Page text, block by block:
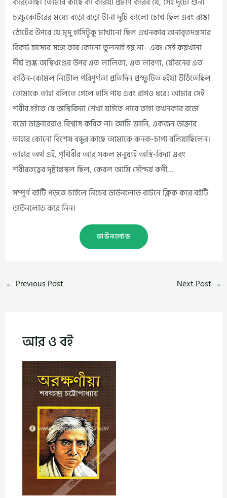
চক্ষুকোটরের মধ্যে বড়ো বড়ো টানা দুটি কালো চোখ ছিল এবং রাঙা
ঠোটের উপরে যে মৃদু হাসিটুকু মাখানো ছিল এখনকার অনাবৃতদন্তসার
বিকট হাস্যের সঙ্গে তার কোনো তুলনাই হয় না– এবং সেই কয়খানা
দীর্ঘ শুষ্ক অস্থিখণ্ডের উপর এত লালিত্য, এত লাবণ্য, যৌবনের এত
কঠিন-কোমল নিটোল পরিপূর্ণতা প্রতিদিন প্রস্ফুটিত হইয়া উঠিতেছিল
তোমাকে তাহা বলিতে গেলে হাসি পায় এবং রাগও ধরে। আমার সেই
শরীর হইতে যে অস্থিবিদ্যা শেখা যাইতে পারে তাহা তখনকার বড়ো
বড়ো ডাক্তারেরাও বিশ্বাস করিত না। আমি জানি, একজন ডাক্তার
তাহার কোনো বিশেষ বন্ধুর কাছে আমাকে কনক-চাপা বলিয়াছিলেন।
তাহার অর্থ এই, পৃথিবীর আর সকল মনুষ্যই অস্থি-বিদ্যা এবং
শরীরতত্ত্বের দৃষ্টান্তস্থল ছিল, কেবল আমি সৌন্দর্য রূপী…
সম্পূর্ণ বইটি পড়তে চাইলে নিচের ডাউনলোড বাটনে ক্লিক করে বইটি
ডাউনলোড করে নিন।
ডাউনলোড
← Previous Post Next Post →
আর ও বই